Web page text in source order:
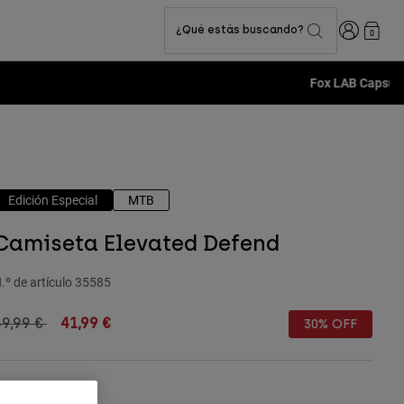
¿Qué estás buscando? Iniciar0
Edición Especial MTB
Elevated Defend
de artículo 35585
reduced from
€to41,99 € 30% OFF